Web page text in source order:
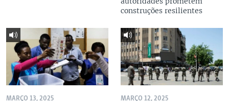
construções resilientes
MARÇO 13, 2025 MARÇO 12, 2025